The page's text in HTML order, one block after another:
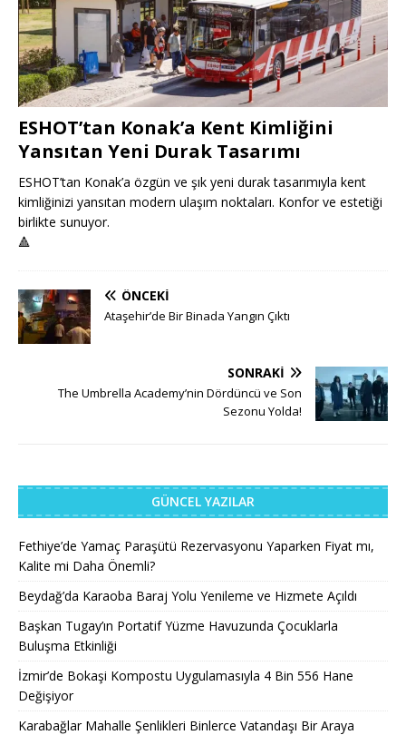
ESHOT’tan Konak’a Kent Kimliğini
Yansıtan Yeni Durak Tasarımı
ESHOT’tan Konak’a özgün ve şık yeni durak tasarımıyla kent
kimliğinizi yansıtan modern ulaşım noktaları. Konfor ve estetiği
birlikte sunuyor.
🔺
ÖNCEKI
Ataşehir’de Bir Binada Yangın Çıktı
SONRAKI
The Umbrella Academy’nin Dördüncü ve Son
Sezonu Yolda!
GÜNCEL YAZILAR
Fethiye’de Yamaç Paraşütü Rezervasyonu Yaparken Fiyat mı,
Kalite mi Daha Önemli?
Beydağ’da Karaoba Baraj Yolu Yenileme ve Hizmete Açıldı
Başkan Tugay’ın Portatif Yüzme Havuzunda Çocuklarla
Buluşma Etkinliği
İzmir’de Bokaşi Kompostu Uygulamasıyla 4 Bin 556 Hane
Değişiyor
Karabağlar Mahalle Şenlikleri Binlerce Vatandaşı Bir Araya